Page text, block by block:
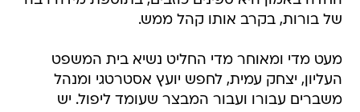
של בורות, בקרב אותו קהל ממש.
מעט מדי ומאוחר מדי החליט נשיא בית המשפט
העליון, יצחק עמית, לחפש יועץ אסטרטגי ומנהל
משברים עבורו ועבור המבצר שעומד ליפול. יש